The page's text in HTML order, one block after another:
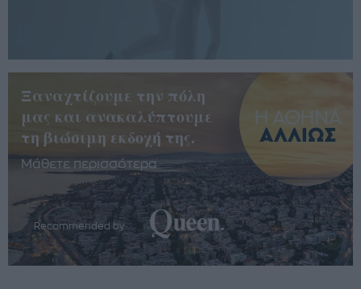
Ξαναχτίζουμε την πόλη
μας και ανακαλύπτουμε
τη βιώσιμη εκδοχή της.
Μάθετε περισσότερα
Recommended by